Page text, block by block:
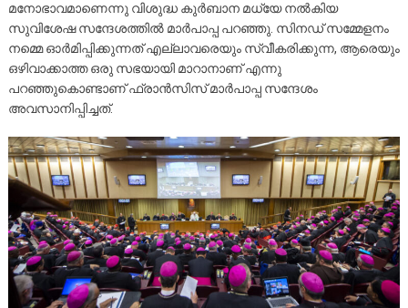
മനോഭാവമാണെന്നു വിശുദ്ധ കുര്‍ബാന മധ്യേ നല്‍കിയ
സുവിശേഷ സന്ദേശത്തില്‍ മാര്‍പാപ്പ പറഞ്ഞു. സിനഡ്‌ സമ്മേളനം
നമ്മെ ഓര്‍മിപ്പിക്കുന്നത്‌ എല്ലാവരെയും സ്വീകരിക്കുന്ന, ആരെയും
ഒഴിവാക്കാത്ത ഒരു സഭയായി മാറാനാണ്‌ എന്നു
പറഞ്ഞുകൊണ്ടാണ്‌ ഫ്രാന്‍സിസ്‌ മാര്‍പാപ്പ സന്ദേശം
അവസാനിപ്പിച്ചത്‌.